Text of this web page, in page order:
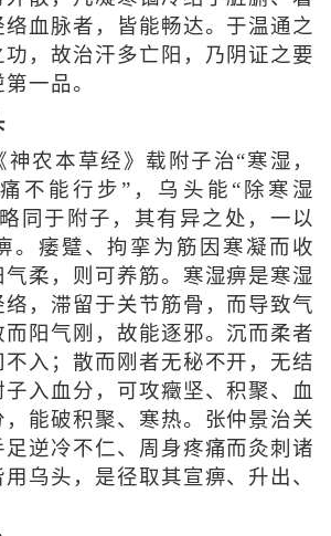
血脉者，皆能畅达。于温通之
，故治汗多亡阳，乃阴证之要
一品。
本草经》载附子治“寒湿，
不能行步”，乌头能“除寒湿
同于附子，其有异之处，一以
。痿躄、拘挛为筋因寒凝而收
柔，则可养筋。寒湿痹是寒湿
，滞留于关节筋骨，而导致气
阳气刚，故能逐邪。沉而柔者
入；散而刚者无秘不开，无结
入血分，可攻癥坚、积聚、血
能破积聚、寒热。张仲景治关
逆冷不仁、周身疼痛而灸刺诸
乌头，是径取其宣痹、升出、